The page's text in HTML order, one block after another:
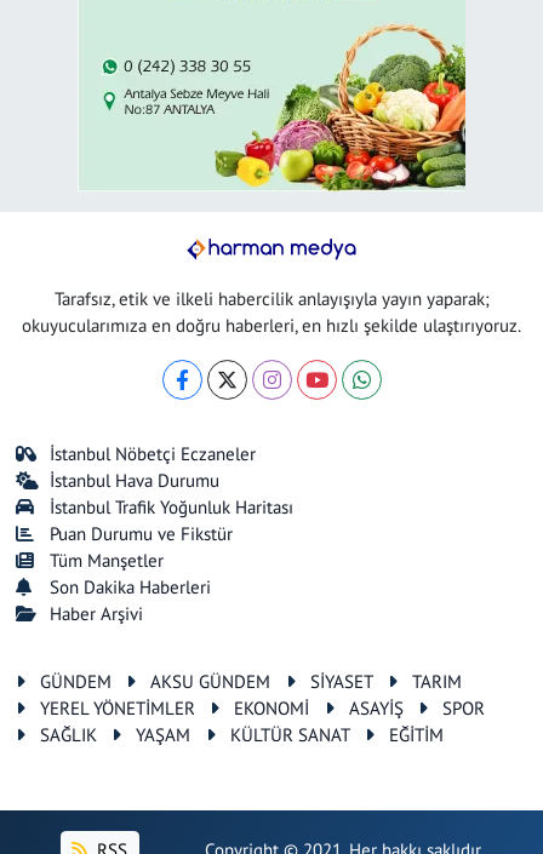
Tarafsız, etik ve ilkeli habercilik anlayışıyla yayın yaparak;
okuyucularımıza en doğru haberleri, en hızlı şekilde ulaştırıyoruz.
İstanbul Nöbetçi Eczaneler
İstanbul Hava Durumu
İstanbul Trafik Yoğunluk Haritası
Puan Durumu ve Fikstür
Tüm Manşetler
Son Dakika Haberleri
Haber Arşivi
GÜNDEM AKSU GÜNDEM SİYASET
TARIM
YEREL YÖNETİMLER
EKONOMİ ASAYİŞ
SPOR
SAĞLIK
YAŞAM KÜLTÜR SANAT EĞİTİM